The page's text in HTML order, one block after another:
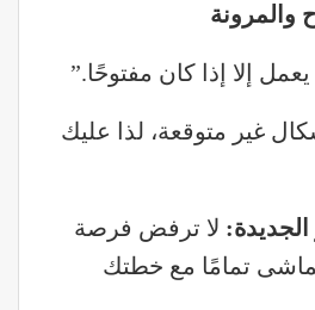
إلا إذا كان مفتوحًا.”
غير متوقعة، لذا عليك
الجديدة: لا ترفض فرصة
تمامًا مع خطتك